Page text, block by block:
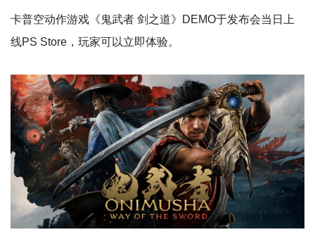
卡普空动作游戏《鬼武者 剑之道》DEMO于发布会当日上
线PS Store，玩家可以立即体验。